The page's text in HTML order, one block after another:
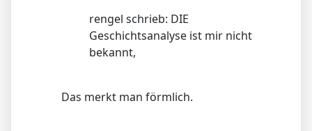
rengel schrieb: DIE
Geschichtsanalyse ist mir nicht
bekannt,
Das merkt man förmlich.